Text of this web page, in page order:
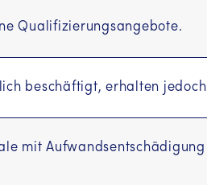
Qualifizierungsangebote.
beschäftigt, erhalten
mit Aufwandsentschädigung